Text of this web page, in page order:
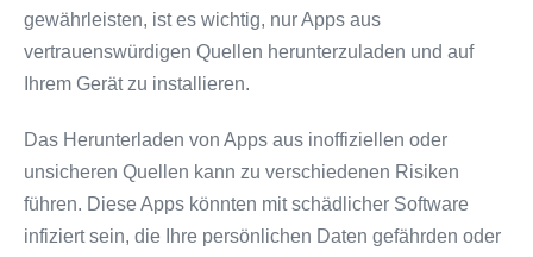
gewährleisten, ist es wichtig, nur Apps aus
vertrauenswürdigen Quellen herunterzuladen und auf
Ihrem Gerät zu installieren.
Das Herunterladen von Apps aus inoffiziellen oder
unsicheren Quellen kann zu verschiedenen Risiken
führen. Diese Apps könnten mit schädlicher Software
infiziert sein, die Ihre persönlichen Daten gefährden oder